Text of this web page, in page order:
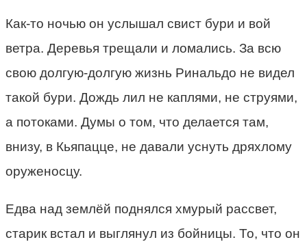
Как-то ночью он услышал свист бури и вой
ветра. Деревья трещали и ломались. За всю
свою долгую-долгую жизнь Ринальдо не видел
такой бури. Дождь лил не каплями, не струями,
а потоками. Думы о том, что делается там,
внизу, в Кьяпацце, не давали уснуть дряхлому
оруженосцу.
Едва над землёй поднялся хмурый рассвет,
старик встал и выглянул из бойницы. То, что он